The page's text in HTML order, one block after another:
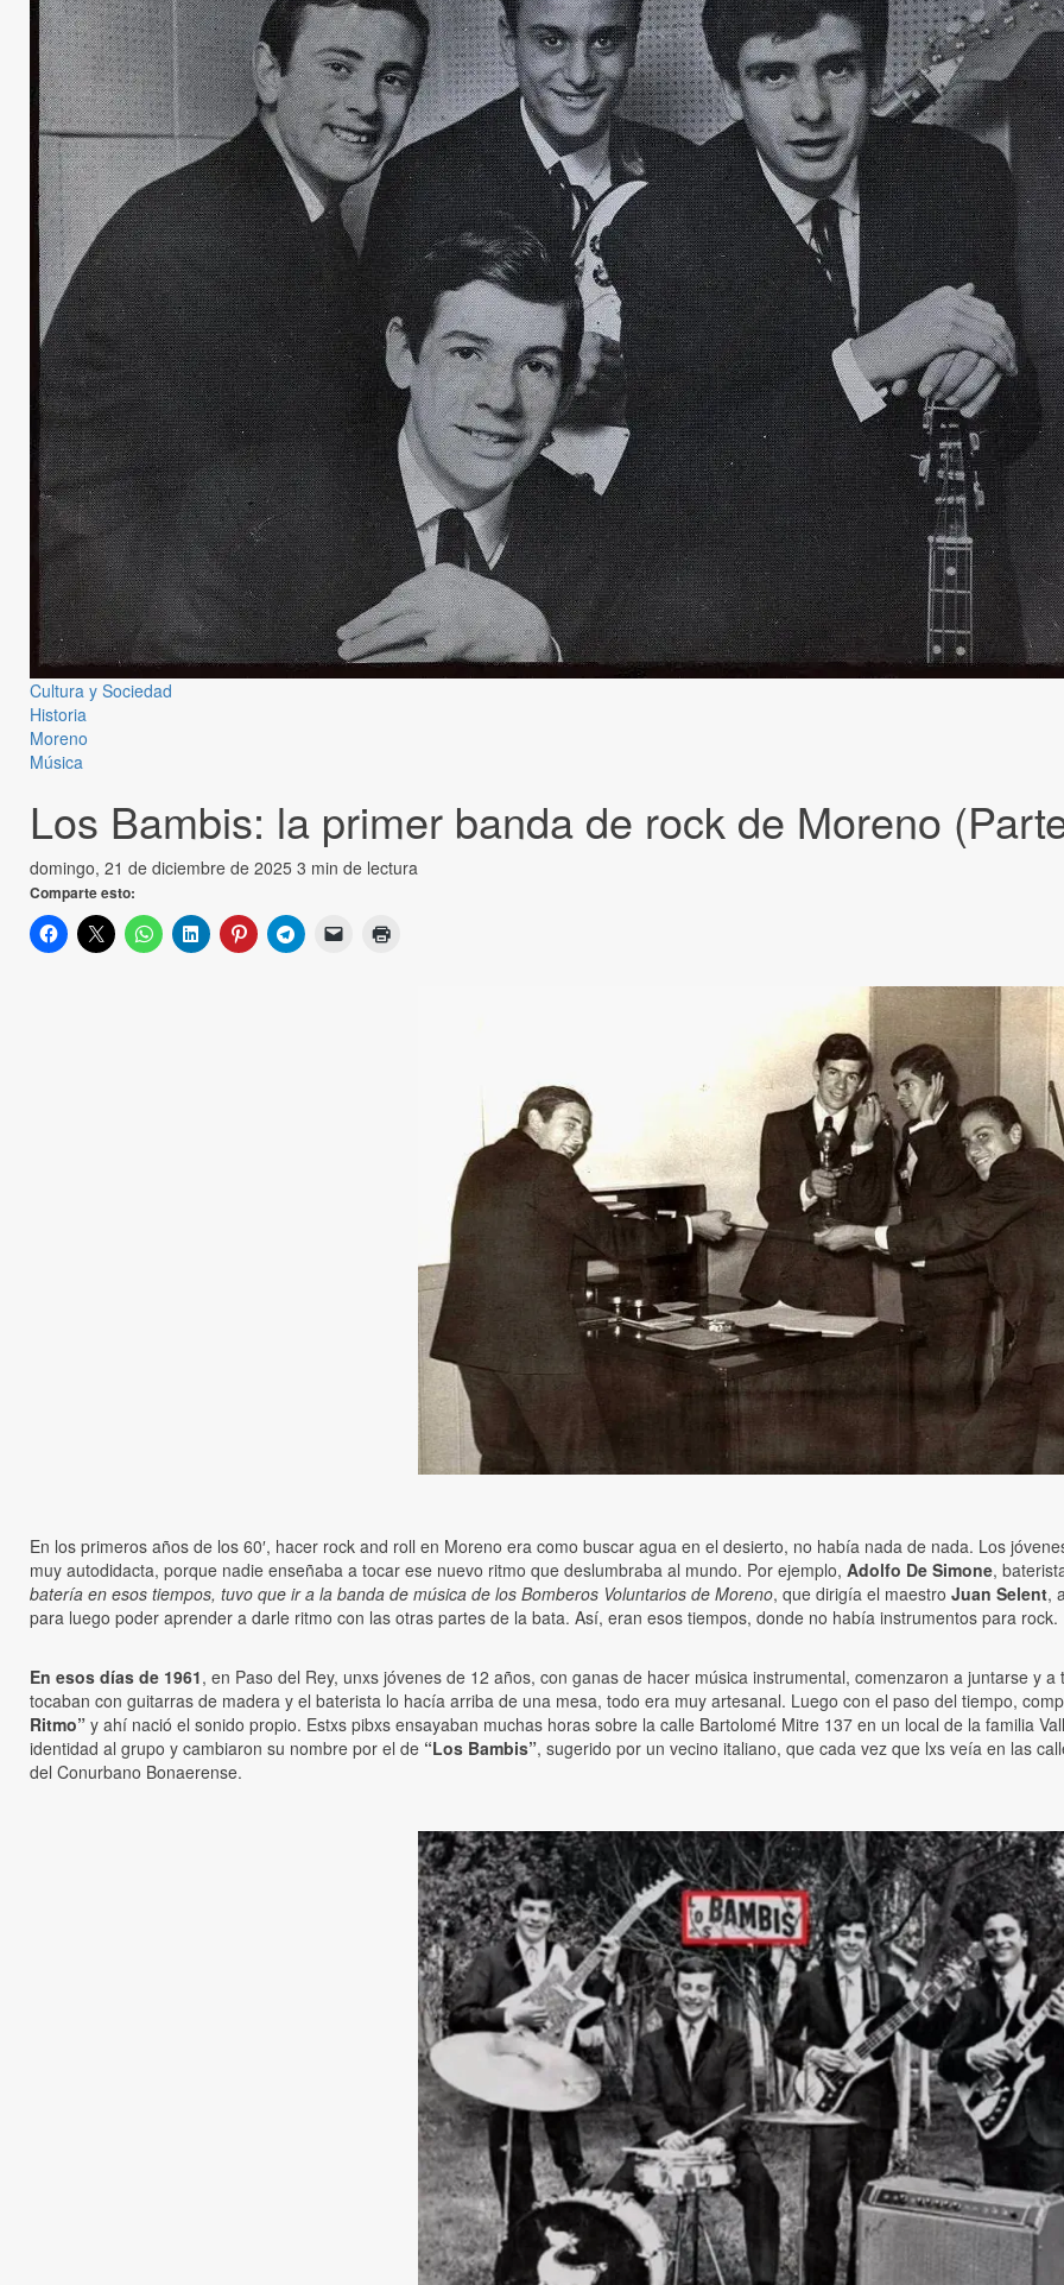
Cultura y Sociedad
Historia
Moreno
Música
Los Bambis: la primer banda de rock de Moreno
domingo, 21 de diciembre de 2025 3 min de lectura
Comparte esto:
En los primeros años de los 60′, hacer rock and roll en Moreno era como buscar agua en el desierto, no había nada de nada. Los
muy autodidacta, porque nadie enseñaba a tocar ese nuevo ritmo que deslumbraba al mundo. Por ejemplo, Adolfo De Simone,
batería en esos tiempos, tuvo que ir a la banda de música de los Bomberos Voluntarios de Moreno, que dirigía el maestro Juan Selent,
para luego poder aprender a darle ritmo con las otras partes de la bata. Así, eran esos tiempos, donde no había instrumentos para rock.
En esos días de 1961, en Paso del Rey, unxs jóvenes de 12 años, con ganas de hacer música instrumental, comenzaron a juntarse y
tocaban con guitarras de madera y el baterista lo hacía arriba de una mesa, todo era muy artesanal. Luego con el paso del tiempo,
Ritmo” y ahí nació el sonido propio. Estxs pibxs ensayaban muchas horas sobre la calle Bartolomé Mitre 137 en un local de la familia
identidad al grupo y cambiaron su nombre por el de “Los Bambis”, sugerido por un vecino italiano, que cada vez que lxs veía en las
del Conurbano Bonaerense.